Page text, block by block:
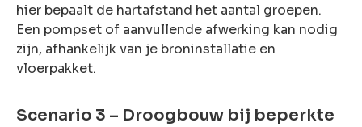
hier bepaalt de hartafstand het aantal groepen.
Een pompset of aanvullende afwerking kan nodig
zijn, afhankelijk van je broninstallatie en
vloerpakket.
Scenario 3 – Droogbouw bij beperkte